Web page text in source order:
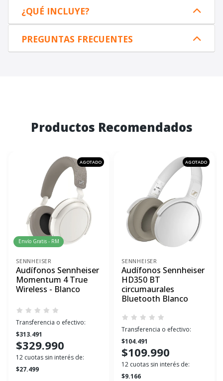
¿QUÉ INCLUYE?
PREGUNTAS FRECUENTES
Productos Recomendados
AGOTADO
Envío Gratis - RM
SENNHEISER
Audífonos Sennheiser
Momentum 4 True
Wireless - Blanco
Transferencia o efectivo:
$313.491
$329.990
12 cuotas sin interés de:
$27.499
AGOTADO
SENNHEISER
Audífonos Sennheiser
HD350 BT
circumaurales
Bluetooth Blanco
Transferencia o efectivo:
$104.491
$109.990
12 cuotas sin interés de:
$9.166